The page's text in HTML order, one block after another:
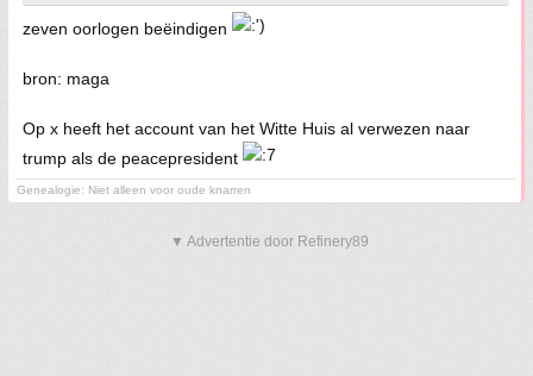
zeven oorlogen beëindigen
bron: maga
Op x heeft het account van het Witte Huis al verwezen naar
trump als de peacepresident
Genealogie: Niet alleen voor oude knarren
▼ Advertentie door Refinery89